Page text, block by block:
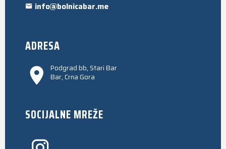
info@bolnicabar.me
ADRESA
Podgrad bb, Stari Bar
Bar, Crna Gora
SOCIJALNE MREŽE